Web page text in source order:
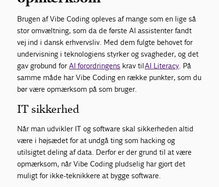
Brugen af Vibe Coding opleves af mange som en lige så
stor omvæltning, som da de første AI assistenter fandt
vej ind i dansk erhvervsliv. Med dem fulgte behovet for
undervisning i teknologiens styrker og svagheder, og det
gav grobund forAI forordringens krav tilAI Literacy. På
samme måde har Vibe Coding en række punkter, som du
bør være opmærksom på som bruger.
IT sikkerhed
Når man udvikler IT og software skal sikkerheden altid
være i højsædet for at undgå ting som hacking og
utilsigtet deling af data. Derfor er der grund til at være
opmærksom, når Vibe Coding pludselig har gjort det
muligt for ikke-teknikkere at bygge software.